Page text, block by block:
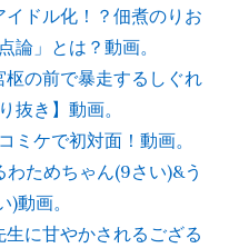
イドル化！？佃煮のりお
論」とは？動画。
枢の前で暴走するしぐれ
抜き】動画。
ミケで初対面！動画。
わためちゃん(9さい)&う
動画。
生に甘やかされるござる